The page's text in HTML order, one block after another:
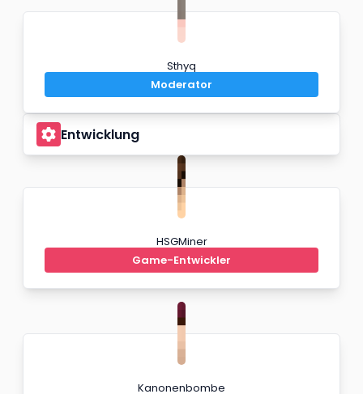
Sthyq
Moderator
Entwicklung
HSGMiner
Game-Entwickler
Kanonenbombe